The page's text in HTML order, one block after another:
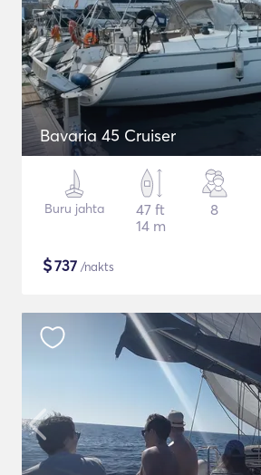
Bavaria 45 Cruiser
Buru jahta
47 ft
14 m
8
$737 /nakts